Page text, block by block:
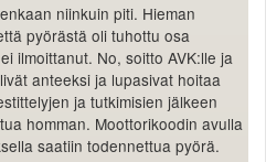
niinkuin piti. Hieman
pyörästä oli tuhottu osa
ilmoittanut. No, soitto AVK:lle ja
anteeksi ja lupasivat hoitaa
ja tutkimisien jälkeen
homman. Moottorikoodin avulla
saatiin todennettua pyörä.